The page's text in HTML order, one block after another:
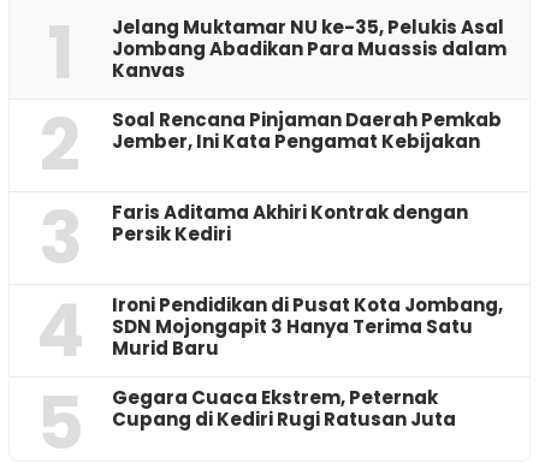
1
Jelang Muktamar NU ke-35, Pelukis Asal
Jombang Abadikan Para Muassis dalam
Kanvas
2
‎Soal Rencana Pinjaman Daerah Pemkab
Jember, Ini Kata Pengamat Kebijakan ‎
3
Faris Aditama Akhiri Kontrak dengan
Persik Kediri
4
Ironi Pendidikan di Pusat Kota Jombang,
SDN Mojongapit 3 Hanya Terima Satu
Murid Baru
5
‎Gegara Cuaca Ekstrem, Peternak
Cupang di Kediri Rugi Ratusan Juta